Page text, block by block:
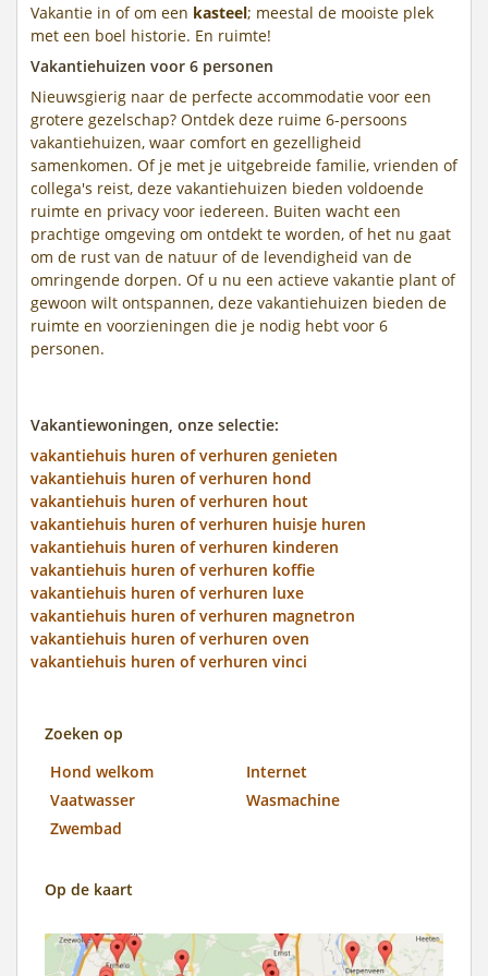
Vakantie in of om een kasteel; meestal de mooiste plek
met een boel historie. En ruimte!
Vakantiehuizen voor 6 personen
Nieuwsgierig naar de perfecte accommodatie voor een
grotere gezelschap? Ontdek deze ruime 6-persoons
vakantiehuizen, waar comfort en gezelligheid
samenkomen. Of je met je uitgebreide familie, vrienden of
collega's reist, deze vakantiehuizen bieden voldoende
ruimte en privacy voor iedereen. Buiten wacht een
prachtige omgeving om ontdekt te worden, of het nu gaat
om de rust van de natuur of de levendigheid van de
omringende dorpen. Of u nu een actieve vakantie plant of
gewoon wilt ontspannen, deze vakantiehuizen bieden de
ruimte en voorzieningen die je nodig hebt voor 6
personen.
Vakantiewoningen, onze selectie:
vakantiehuis huren of verhuren genieten
vakantiehuis huren of verhuren hond
vakantiehuis huren of verhuren hout
vakantiehuis huren of verhuren huisje huren
vakantiehuis huren of verhuren kinderen
vakantiehuis huren of verhuren koffie
vakantiehuis huren of verhuren luxe
vakantiehuis huren of verhuren magnetron
vakantiehuis huren of verhuren oven
vakantiehuis huren of verhuren vinci
Zoeken op
Hond welkom
Internet
Vaatwasser
Wasmachine
Zwembad
Op de kaart